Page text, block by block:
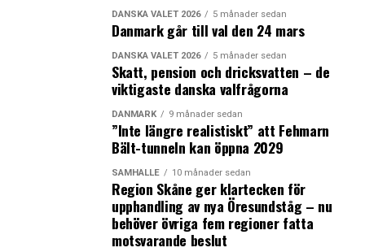
DANSKA VALET 2026 5 månader sedan
Danmark går till val den 24 mars
DANSKA VALET 2026 5 månader sedan
Skatt, pension och dricksvatten – de
viktigaste danska valfrågorna
DANMARK 9 månader sedan
”Inte längre realistiskt” att Fehmarn
Bält-tunneln kan öppna 2029
SAMHÄLLE 10 månader sedan
Region Skåne ger klartecken för
upphandling av nya Öresundståg – nu
behöver övriga fem regioner fatta
motsvarande beslut